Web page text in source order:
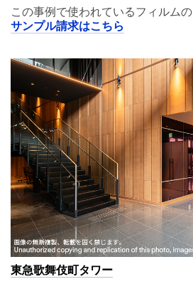
この事例で使われているフィルムの
サンプル請求はこちら
東急歌舞伎町タワー